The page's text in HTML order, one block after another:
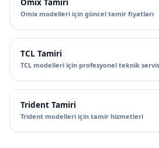
Omix Tamiri
Omix modelleri için güncel tamir fiyatları
TCL Tamiri
TCL modelleri için profesyonel teknik servis
Trident Tamiri
Trident modelleri için tamir hizmetleri